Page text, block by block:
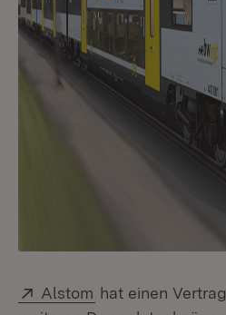
Extern:
Alstom (Öffnet in neuem
hat einen